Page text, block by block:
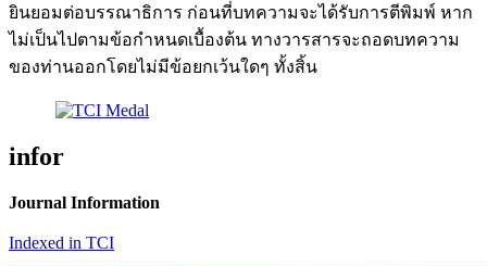
ยินยอมต่อบรรณาธิการ ก่อนที่บทความจะได้รับการตีพิมพ์ หาก
ไม่เป็นไปตามข้อกำหนดเบื้องต้น ทางวารสารจะถอดบทความ
ของท่านออกโดยไม่มีข้อยกเว้นใดๆ ทั้งสิ้น
infor
Journal Information
Indexed in TCI